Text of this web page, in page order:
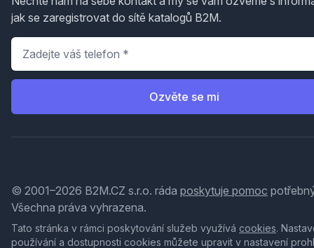
jak se zaregistrovat do sítě katalogů B2M.
Telefon
Ozvěte se mi
© 2001–2026 B2M.CZ s.r.o. ráda poskytuje pomoc
Všechna práva vyhrazena.
Tato stránka v rámci poskytování služeb využívá cookies.
používání a dostupnosti cookies můžete upravit v nastavení